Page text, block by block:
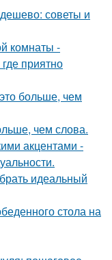
советы и
комнаты -
приятно
больше, чем
чем слова.
акцентами -
идеальный
стола на